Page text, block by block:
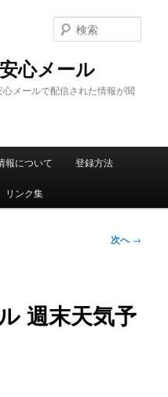
心メール
メールで配信された情報が閲
索
報について 登録方法
リンク集
次へ→
週末天気予